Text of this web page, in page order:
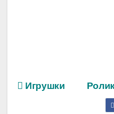
Игрушки